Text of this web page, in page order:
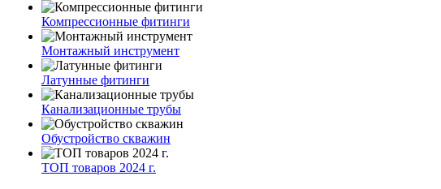
Компрессионные фитинги
Монтажный инструмент
Латунные фитинги
Канализационные трубы
Обустройство скважин
ТОП товаров 2024 г.